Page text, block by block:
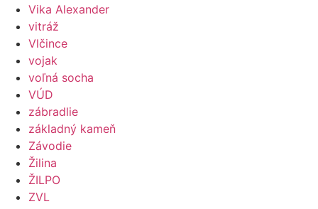
Vika Alexander
vitráž
Vlčince
vojak
voľná socha
VÚD
zábradlie
základný kameň
Závodie
Žilina
ŽILPO
ZVL